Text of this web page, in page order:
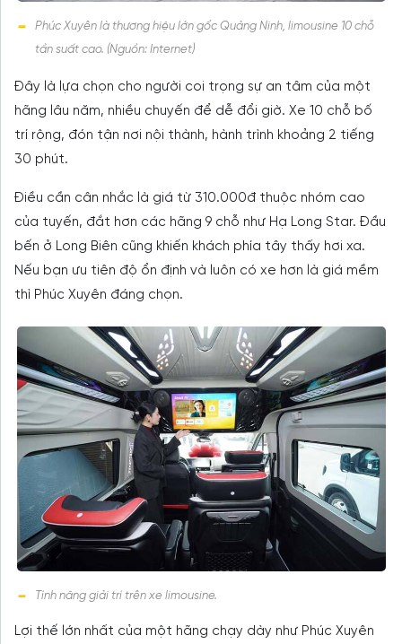
Phúc Xuyên là thương hiệu lớn gốc Quảng Ninh, limousine 10 chỗ
tần suất cao. (Nguồn: Internet)
Đây là lựa chọn cho người coi trọng sự an tâm của một
hãng lâu năm, nhiều chuyến để dễ đổi giờ. Xe 10 chỗ bố
trí rộng, đón tận nơi nội thành, hành trình khoảng 2 tiếng
30 phút.
Điều cần cân nhắc là giá từ 310.000đ thuộc nhóm cao
của tuyến, đắt hơn các hãng 9 chỗ như Hạ Long Star. Đầu
bến ở Long Biên cũng khiến khách phía tây thấy hơi xa.
Nếu bạn ưu tiên độ ổn định và luôn có xe hơn là giá mềm
thì Phúc Xuyên đáng chọn.
Tính năng giải trí trên xe limousine.
Lợi thế lớn nhất của một hãng chạy dày như Phúc Xuyên